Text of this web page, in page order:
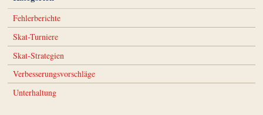
Fehlerberichte
Skat-Turniere
Skat-Strategien
Verbesserungsvorschläge
Unterhaltung